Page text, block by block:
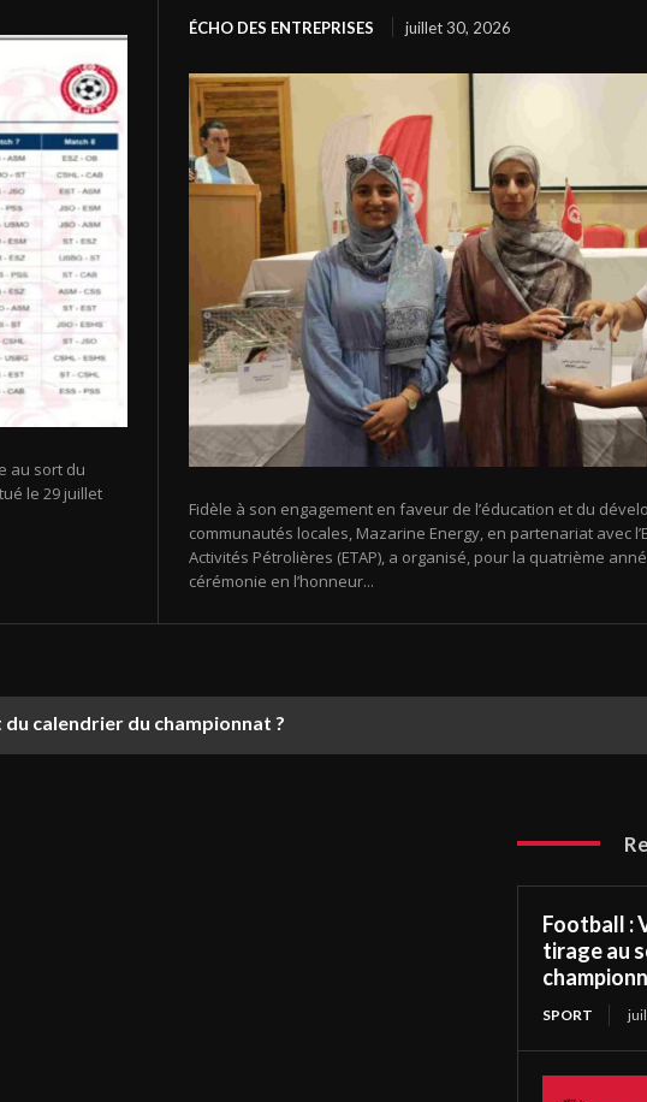
au sort du
le 29 juillet
ÉCHO DES ENTREPRISES juillet 30, 2026
Fidèle à son engagement en faveur de l’éducation et du
communautés locales, Mazarine Energy, en partenariat avec
Activités Pétrolières (ETAP), a organisé, pour la quatrième
cérémonie en l’honneur...
calendrier du championnat ?
Football :
tirage au
SPORT